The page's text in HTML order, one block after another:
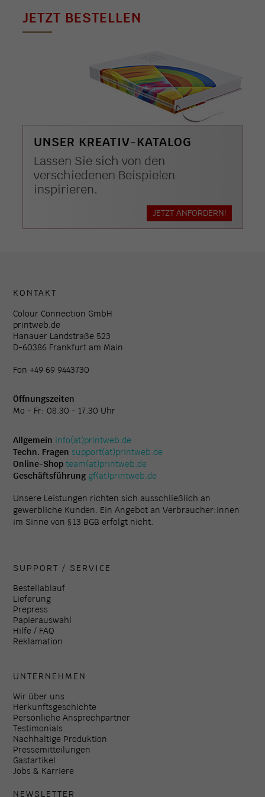
JETZT BESTELLEN
UNSER KREATIV-KATALOG
Lassen Sie sich von den
verschiedenen Beispielen
inspirieren.
JETZT ANFORDERN!
KONTAKT
Colour Connection GmbH
printweb.de
Hanauer Landstraße 523
D-60386 Frankfurt am Main
Fon +49 69 9443730
Öffnungszeiten
Mo - Fr: 08.30 - 17.30 Uhr
Allgemein info(at)printweb.de
Techn. Fragen support(at)printweb.de
Online-Shop team(at)printweb.de
Geschäftsführung gf(at)printweb.de
Unsere Leistungen richten sich ausschließlich an
gewerbliche Kunden. Ein Angebot an Verbraucher:innen
im Sinne von § 13 BGB erfolgt nicht.
SUPPORT / SERVICE
Bestellablauf
Lieferung
Prepress
Papierauswahl
Hilfe / FAQ
Reklamation
UNTERNEHMEN
Wir über uns
Herkunftsgeschichte
Persönliche Ansprechpartner
Testimonials
Nachhaltige Produktion
Pressemitteilungen
Gastartikel
Jobs & Karriere
NEWSLETTER